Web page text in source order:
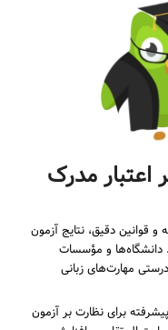
اعتبار مدرک
و قوانین دقیق، نتایج آزمون
دانشگاه‌ها و مؤسسات
مهارت‌های زبانی
برای نظارت بر آزمون